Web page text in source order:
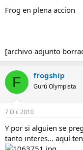
Frog en plena accion
[archivo adjunto
F frogship
Gurú Olympista
7 Dic 2010
Y por si alguien se
tanto interes... aquí